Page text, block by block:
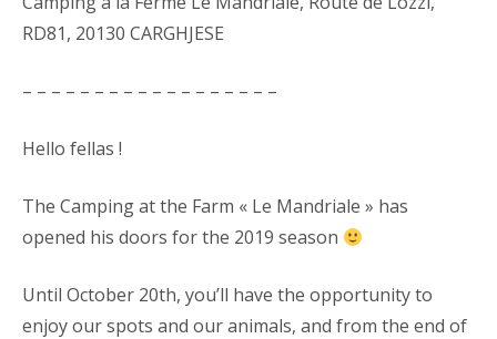
RD81, 20130 CARGHJESE
– – – – – – – – – – – – – – – – – –
Hello fellas !
The Camping at the Farm « Le Mandriale » has
opened his doors for the 2019 season
Until October 20th, you’ll have the opportunity to
enjoy our spots and our animals, and from the end of